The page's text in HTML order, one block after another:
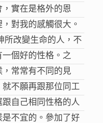
實在是格外的恩
對我的感觸很大。
所改變生命的人，不
個好的性格。之
常常有不同的見
不願再跟那位同工
自己相同性格的人
不宜的。參加了好